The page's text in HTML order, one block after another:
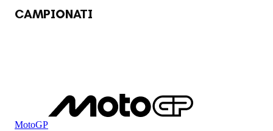
CAMPIONATI
MotoGP